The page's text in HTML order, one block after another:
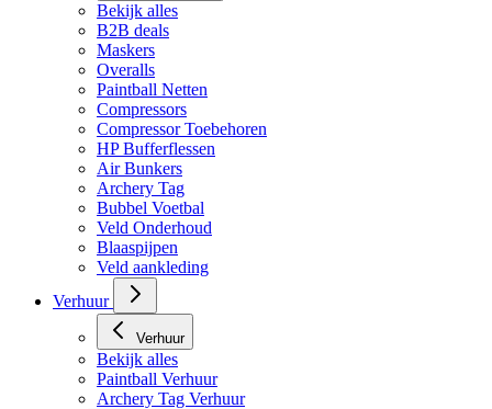
Bekijk alles
B2B deals
Maskers
Overalls
Paintball Netten
Compressors
Compressor Toebehoren
HP Bufferflessen
Air Bunkers
Archery Tag
Bubbel Voetbal
Veld Onderhoud
Blaaspijpen
Veld aankleding
Verhuur
Verhuur
Bekijk alles
Paintball Verhuur
Archery Tag Verhuur